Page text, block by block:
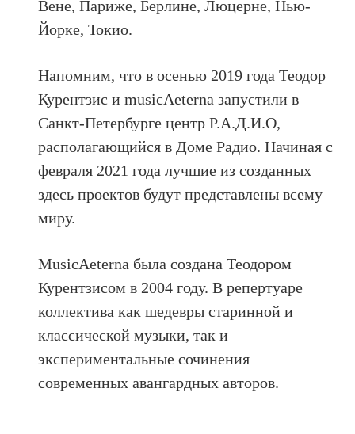
Вене, Париже, Берлине, Люцерне, Нью-
Йорке, Токио.
Напомним, что в осенью 2019 года Теодор
Курентзис и musicAeterna запустили в
Санкт-Петербурге центр Р.А.Д.И.О,
располагающийся в Доме Радио. Начиная с
февраля 2021 года лучшие из созданных
здесь проектов будут представлены всему
миру.
MusicAeterna была создана Теодором
Курентзисом в 2004 году. В репертуаре
коллектива как шедевры старинной и
классической музыки, так и
экспериментальные сочинения
современных авангардных авторов.